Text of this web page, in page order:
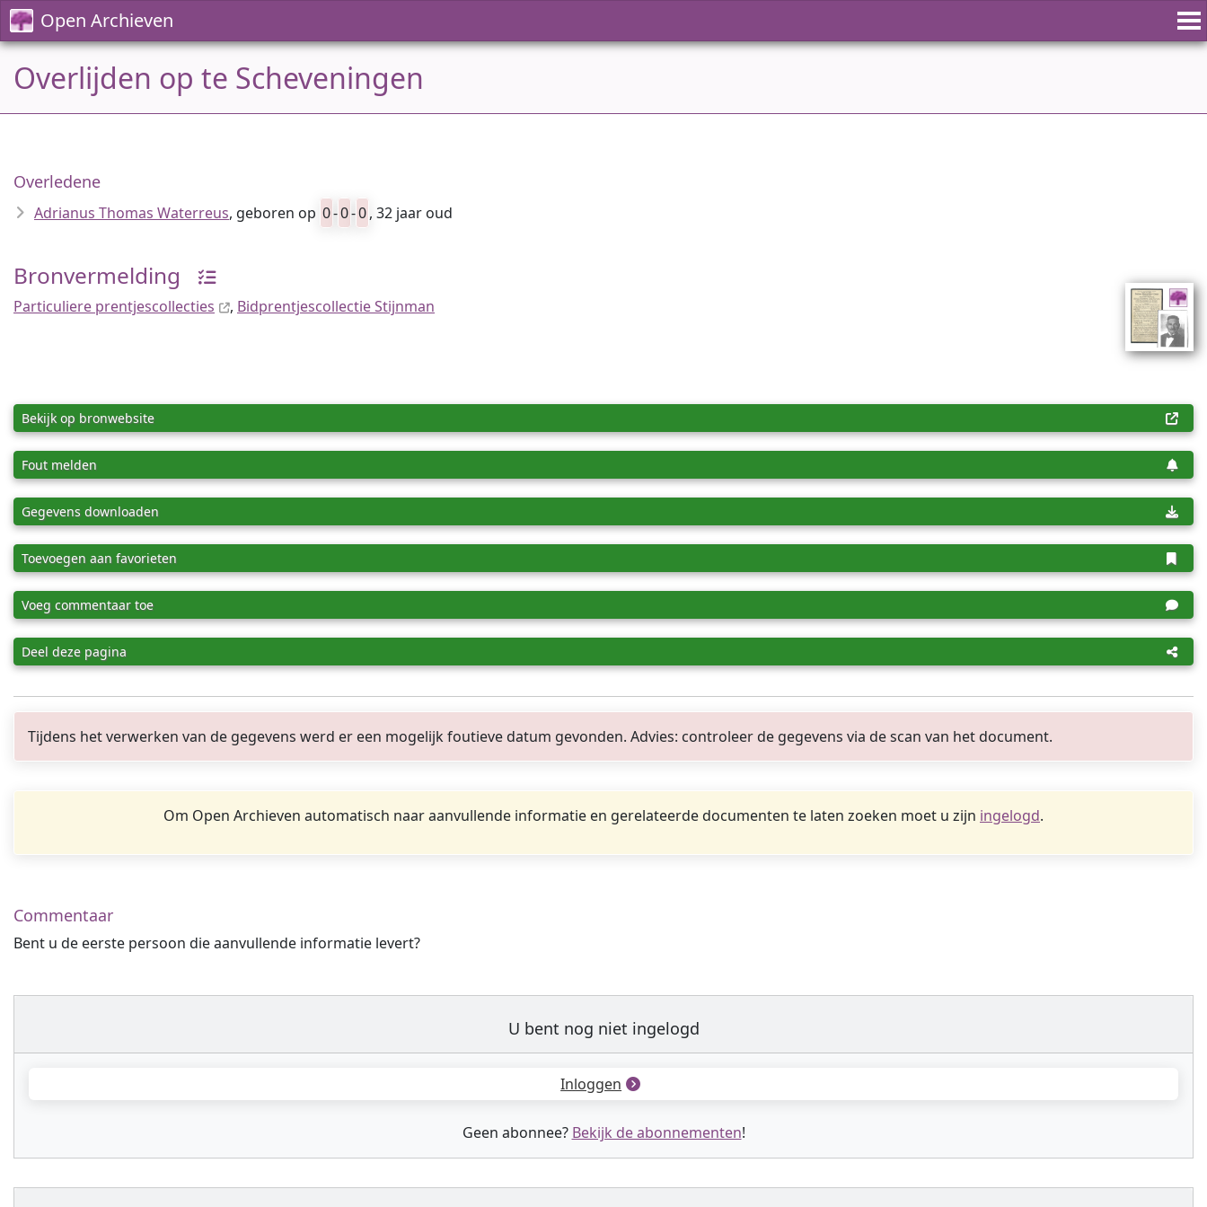
Open Archieven
Overlijden op te Scheveningen
Overledene
Adrianus Thomas Waterreus, geboren op 0-0-0, 32 jaar oud
Bronvermelding
Particuliere prentjescollecties , Bidprentjescollectie Stijnman
Bekijk op bronwebsite
Fout melden
Gegevens downloaden
Toevoegen aan favorieten
Voeg commentaar toe
Deel deze pagina
Tijdens het verwerken van de gegevens werd er een mogelijk foutieve datum gevonden. Advies: controleer de gegevens via de scan van het document.
Om Open Archieven automatisch naar aanvullende informatie en gerelateerde documenten te laten zoeken moet u zijn ingelogd.
Commentaar
Bent u de eerste persoon die aanvullende informatie levert?
U bent nog niet ingelogd
Inloggen
Geen abonnee? Bekijk de abonnementen!